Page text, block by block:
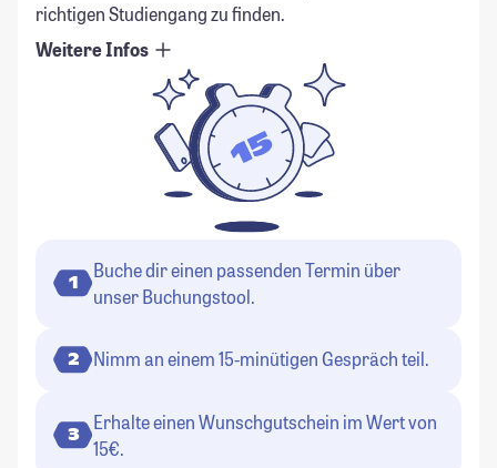
richtigen Studiengang zu finden.
Weitere Infos
1
Buche dir einen passenden Termin über
unser Buchungstool.
2 Nimm an einem 15-minütigen Gespräch teil.
3
Erhalte einen Wunschgutschein im Wert von
15€.